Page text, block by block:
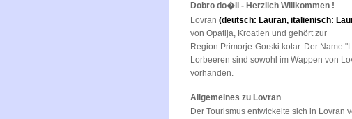
Dobro do�li - Herzlich Willkommen !
Lovran (deutsch: Lauran, italienisch:
von Opatija, Kroatien und gehört zur
Region Primorje-Gorski kotar. Der Name
Lorbeeren sind sowohl im Wappen von
vorhanden.
Allgemeines zu Lovran
Der Tourismus entwickelte sich in Lovran